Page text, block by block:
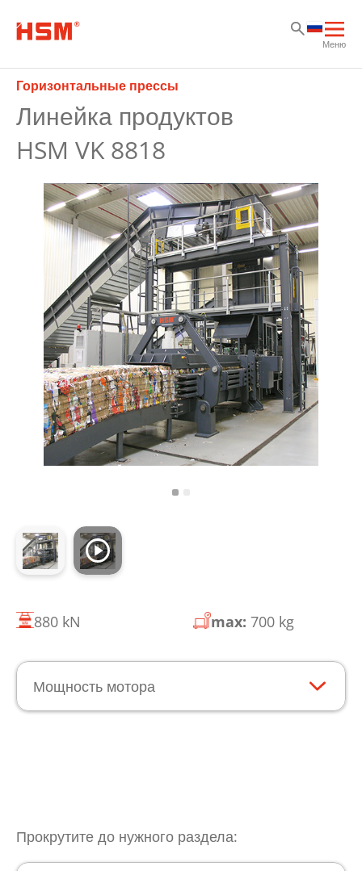
Меню
Горизонтальные прессы
Линейка продуктов
HSM VK 8818
880 kN max: 700 kg
Мощность мотора
Прокрутите до нужного раздела: